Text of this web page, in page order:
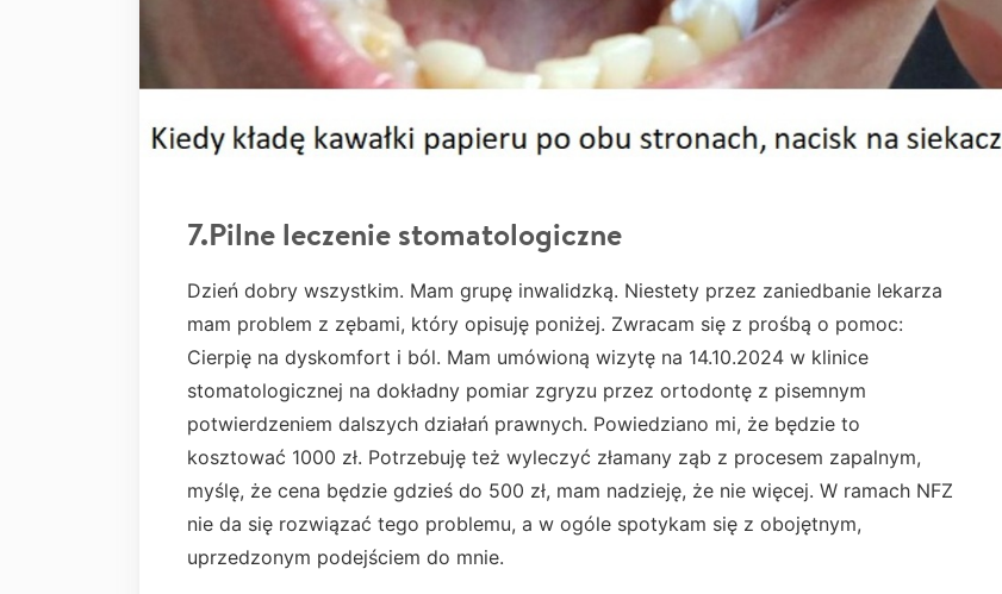
7.Pilne leczenie stomatologiczne
Dzień dobry wszystkim. Mam grupę inwalidzką. Niestety przez zaniedbanie lekarza
mam problem z zębami, który opisuję poniżej. Zwracam się z prośbą o pomoc:
Cierpię na dyskomfort i ból. Mam umówioną wizytę na 14.10.2024 w klinice
stomatologicznej na dokładny pomiar zgryzu przez ortodontę z pisemnym
potwierdzeniem dalszych działań prawnych. Powiedziano mi, że będzie to
kosztować 1000 zł. Potrzebuję też wyleczyć złamany ząb z procesem zapalnym,
myślę, że cena będzie gdzieś do 500 zł, mam nadzieję, że nie więcej. W ramach NFZ
nie da się rozwiązać tego problemu, a w ogóle spotykam się z obojętnym,
uprzedzonym podejściem do mnie.